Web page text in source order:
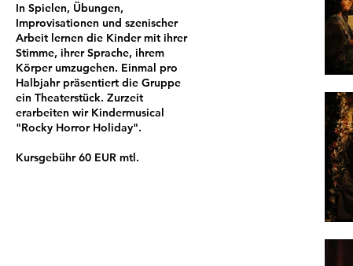
In Spielen, Übungen,
Improvisationen und szenischer
Arbeit lernen die Kinder mit ihrer
Stimme, ihrer Sprache, ihrem
Körper umzugehen. Einmal pro
Halbjahr präsentiert die Gruppe
ein Theaterstück. Zurzeit
erarbeiten wir Kindermusical
"Rocky Horror Holiday".
Kursgebühr 60 EUR mtl.